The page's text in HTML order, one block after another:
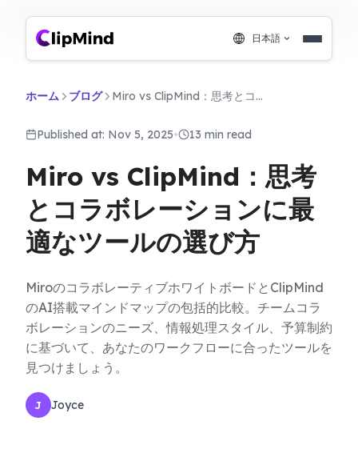
日本語
ホーム ブログ Miro vs ClipMind：思考とコラボレーションに最適なツールの選び方
Published at: Nov 5, 2025• 13 min read
Miro vs ClipMind：思考
とコラボレーションに最
適なツールの選び方
MiroのコラボレーティブホワイトボードとClipMind
のAI搭載マインドマップの包括的比較。チームコラ
ボレーションのニーズ、情報処理スタイル、予算制約
に基づいて、あなたのワークフローに合ったツールを
見つけましょう。
J Joyce